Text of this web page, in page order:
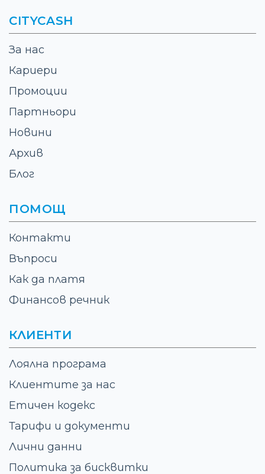
CITYCASH
За нас
Кариери
Промоции
Партньори
Новини
Архив
Блог
ПОМОЩ
Контакти
Въпроси
Как да платя
Финансов речник
КЛИЕНТИ
Лоялна програма
Клиентите за нас
Етичен кодекс
Тарифи и документи
Лични данни
Политика за бисквитки